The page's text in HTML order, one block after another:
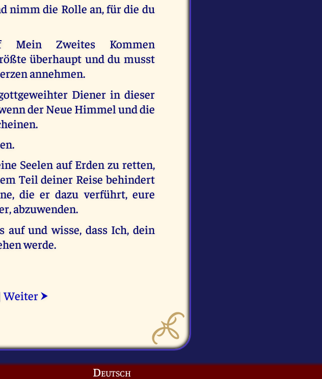
nimm die Rolle an, für die du
Mein Zweites Kommen
überhaupt und du musst
annehmen.
Diener in dieser
der Neue Himmel und die
Seelen auf Erden zu retten,
Teil deiner Reise behindert
die er dazu verführt, eure
abzuwenden.
und wisse, dass Ich, dein
werde.
Weiter ⮞
Deutsch